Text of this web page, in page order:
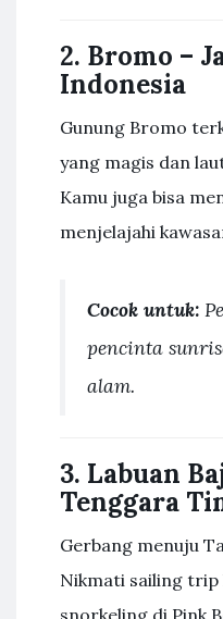
2. Bromo –
Indonesia
Gunung Bromo
yang magis dan
Kamu juga bisa
menjelajahi
Cocok untuk:
pencinta
alam.
3. Labuan
Tenggara
Gerbang menuju
Nikmati sailing trip
snorkeling di Pink